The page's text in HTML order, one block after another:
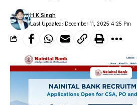
Last Updated: December 11, 2025 4:25 Pm
H K Singh